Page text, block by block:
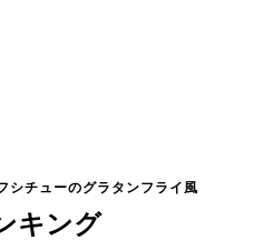
シチューのグラタンフライ風
キング